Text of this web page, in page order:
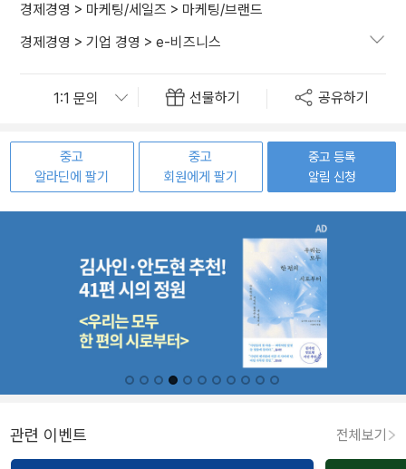
경제경영 > 마케팅/세일즈 > 마케팅/브랜드
경제경영 > 기업 경영 > e-비즈니스
선물하기 공유하기
중고
알라딘에 팔기
중고
회원에게 팔기
중고 등록
알림 신청
관련 이벤트 전체보기